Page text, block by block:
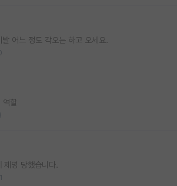
어느 정도 각오는 하고 오세요.
역할
명 당했습니다.